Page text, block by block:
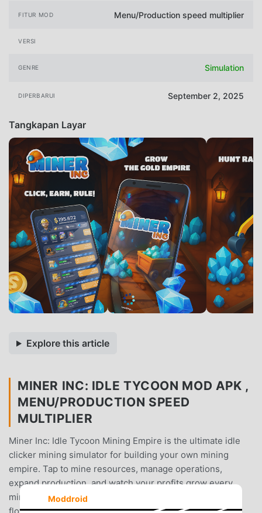
FITUR MOD Menu/Production speed multiplier
VERSI
GENRE Simulation
DIPERBARUI September 2, 2025
Tangkapan Layar
Explore this article
MINER INC: IDLE TYCOON MOD APK ,
MENU/PRODUCTION SPEED
MULTIPLIER
Miner Inc: Idle Tycoon Mining Empire is the ultimate idle
clicker mining simulator for building your own mining
empire. Tap to mine resources, manage operations,
expand production, and watch your profits grow every
minute.Develop rich mines, coordinate the production
Moddroid